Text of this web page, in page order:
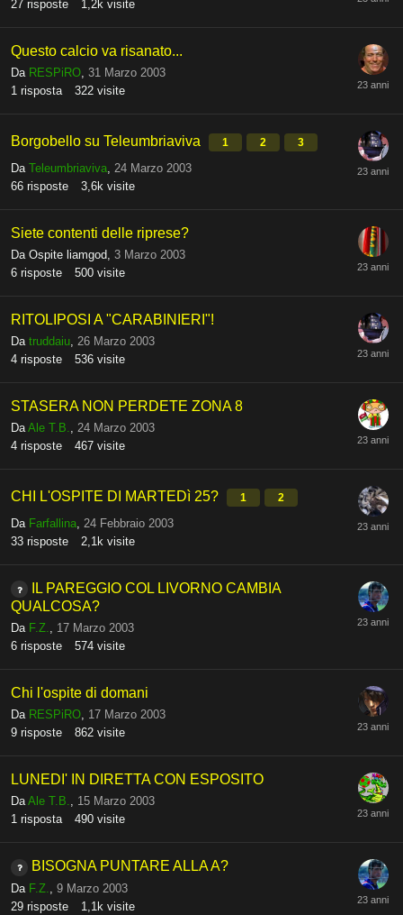
27 risposte 1,2k visite
Questo calcio va risanato...
Da RESPiRO 31 Marzo 2003
1 risposta 322 visite
Borgobello su Teleumbriaviva 1 2 3
Da Teleumbriaviva 24 Marzo 2003
66 risposte 3,6k visite
Siete contenti delle riprese?
Da Ospite liamgod 3 Marzo 2003
6 risposte 500 visite
RITOLIPOSI A "CARABINIERI"!
Da truddaiu 26 Marzo 2003
4 risposte 536 visite
STASERA NON PERDETE ZONA 8
Da Ale T.B.
24 Marzo 2003
4 risposte 467 visite
CHI L'OSPITE DI MARTEDì 25? 1 2
Da Farfallina 24 Febbraio 2003
33 risposte 2,1k visite
IL PAREGGIO COL LIVORNO CAMBIA
QUALCOSA?
Da F.Z., 17 Marzo 2003
6 risposte 574 visite
Chi l'ospite di domani
Da RESPiRO, 17 Marzo 2003
9 risposte 862 visite
LUNEDI' IN DIRETTA CON ESPOSITO
DaAle T.B., 15 Marzo 2003
1 risposta 490 visite
BISOGNA PUNTARE ALLA A?
Da F.Z.
9 Marzo 2003
29 risposte 1,1k visite